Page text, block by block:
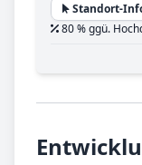
Standort-
80 % ggü.